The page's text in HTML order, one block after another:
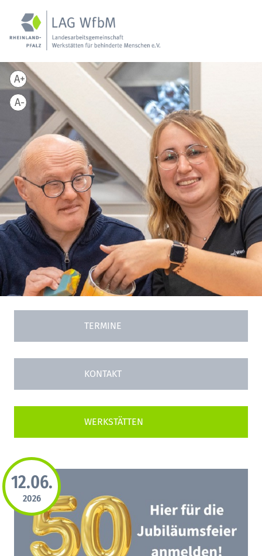
A-
A+
TERMINE
KONTAKT
12.06.
2026